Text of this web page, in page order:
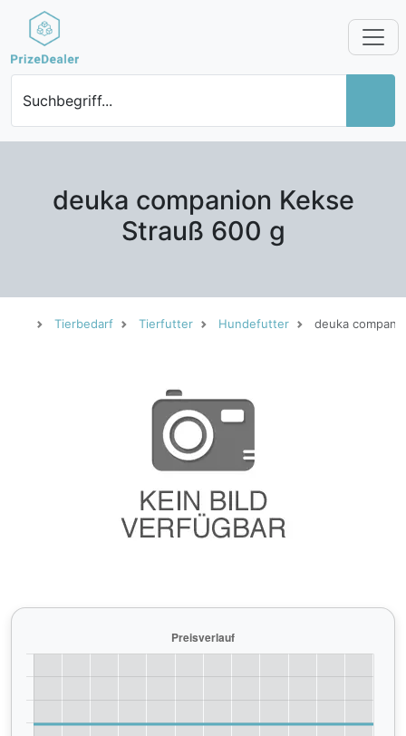
Suchbegriff...
deuka companion Kekse
Strauß 600 g
Tierbedarf Tierfutter Hundefutter deuka